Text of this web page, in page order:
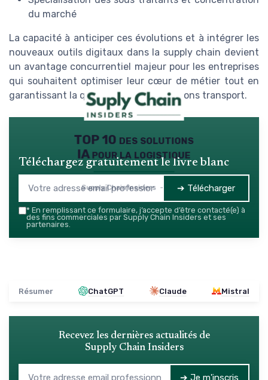
du marché
La capacité à anticiper ces évolutions et à intégrer les
nouveaux outils digitaux dans la supply chain devient
un avantage concurrentiel majeur pour les entreprises
qui souhaitent optimiser leur cœur de métier tout en
garantissant la qualité de leurs opérations transport.
TOP 10 des solutions
IA pour la logistique
Supply Chain Insiders — 2026
Téléchargez gratuitement le livre blanc
➔ Télécharger
* En remplissant ce formulaire, j’accepte d’être contacté(e) à
des fins commerciales par Supply Chain Insiders et ses
partenaires.
Résumer ChatGPT Claude Mistral
Recevez les dernières actualités de
Supply Chain Insiders
➔ Je m'inscris